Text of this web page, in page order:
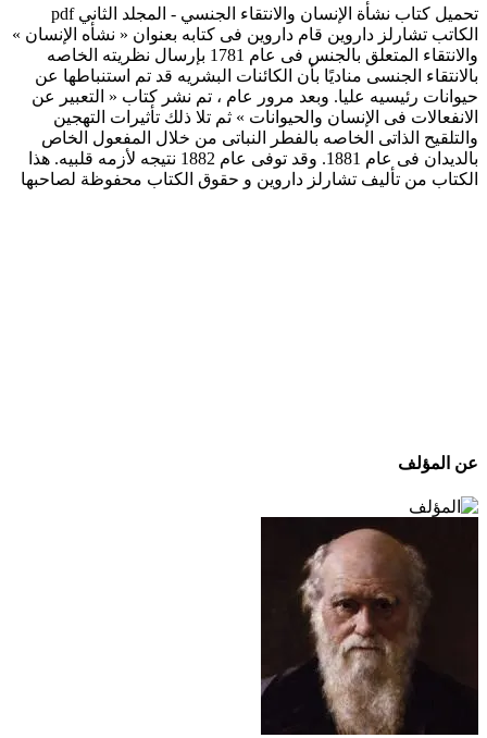
تحميل كتاب نشأة الإنسان والانتقاء الجنسي - المجلد الثاني pdf
الكاتب تشارلز داروين قام داروين فى كتابه بعنوان « نشأه الإنسان »
والانتقاء المتعلق بالجنس فى عام 1781 بإرسال نظريته الخاصه
بالانتقاء الجنسى مناديًا بأن الكائنات البشريه قد تم استنباطها عن
حيوانات رئيسيه عليا. وبعد مرور عام ، تم نشر كتاب « التعبير عن
الانفعالات فى الإنسان والحيوانات » ثم تلا ذلك تأثيرات التهجين
والتلقيح الذاتى الخاصه بالفطر النباتى من خلال المفعول الخاص
بالديدان فى عام 1881. وقد توفى عام 1882 نتيجه لأزمه قلبيه. هذا
الكتاب من تأليف تشارلز داروين و حقوق الكتاب محفوظة لصاحبها
عن المؤلف